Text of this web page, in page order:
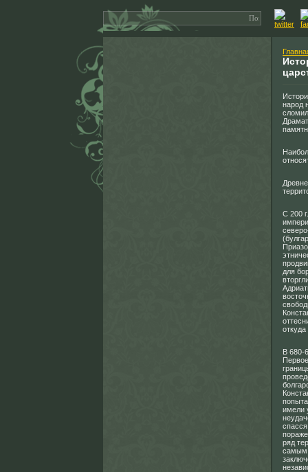
народ
С 200
для
В 680-
имели
ряд
самым